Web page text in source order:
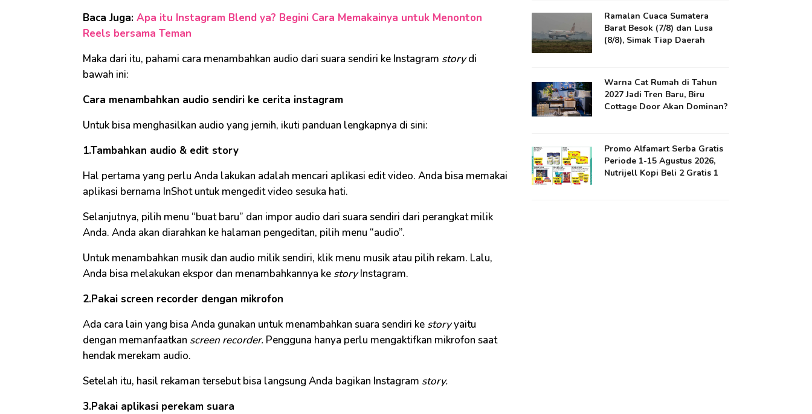
Baca Juga: Apa itu Instagram Blend ya? Begini Cara Memakainya untuk Menonton
Reels bersama Teman
Maka dari itu, pahami cara menambahkan audio dari suara sendiri ke Instagram storydi
bawah ini:
Cara menambahkan audio sendiri ke cerita instagram
Untuk bisa menghasilkan audio yang jernih, ikuti panduan lengkapnya di sini:
1.Tambahkan audio & edit story
Hal pertama yang perlu Anda lakukan adalah mencari aplikasi edit video. Anda bisa memakai
aplikasi bernama InShot untuk mengedit video sesuka hati.
Selanjutnya, pilih menu “buat baru” dan impor audio dari suara sendiri dari perangkat milik
Anda. Anda akan diarahkan ke halaman pengeditan, pilih menu “audio”.
Untuk menambahkan musik dan audio milik sendiri, klik menu musik atau pilih rekam. Lalu,
Anda bisa melakukan ekspor dan menambahkannya ke storyInstagram.
2.Pakai screen recorder dengan mikrofon
Ada cara lain yang bisa Anda gunakan untuk menambahkan suara sendiri ke storyyaitu
dengan memanfaatkan screen recorder. Pengguna hanya perlu mengaktifkan mikrofon saat
hendak merekam audio.
Setelah itu, hasil rekaman tersebut bisa langsung Anda bagikan Instagram story.
3.Pakai aplikasi perekam suara
Ramalan Cuaca Sumatera
Barat Besok (7/8) dan Lusa
(8/8), Simak Tiap Daerah
Warna Cat Rumah di Tahun
2027 Jadi Tren Baru, Biru
Cottage Door Akan Dominan?
Promo Alfamart Serba Gratis
Periode 1-15 Agustus 2026,
Nutrijell Kopi Beli 2 Gratis 1